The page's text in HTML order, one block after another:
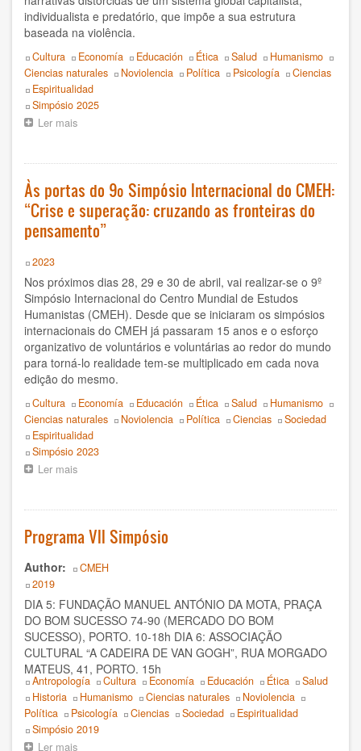
Angélica Soler
Boris Koval
C Braulio
CMEH
Carlos Crespo Burgos
Centro Mondiale di Studi Umanista
Centro Mundial Estudios Humanistas
Centro Mundial de Estudios Humanistas
Daniel Leon
Daniel R. León
Doris Balvín
Edmondo Grassi
Efrén Villareal
Federico Rojas
Fernando Garzón Orellana
Francesca Dragotto
François Giorgi
Fulvio De Vita
Hervé Andrés
individualista e predatório, que impõe a sua estrutura
baseada na violência.
Topics
Cultura Economía Educación Ética Salud
Humanismo
Ciencias naturales
Noviolencia Política Psicología
Ciencias
Espiritualidad
Event
Simpósio 2025
Ler mais
10º
Símpósio
do
CMEH
a
ser
8
a
11
de
maio
de
2025
Às portas do 9º Simpósio Internacional do CMEH:
“Crise e superação: cruzando as fronteiras do
pensamento”
Year
2023
Nos próximos dias 28, 29 e 30 de abril, vai realizar-se o 9º
Simpósio Internacional do Centro Mundial de Estudos
Humanistas (CMEH). Desde que se iniciaram os simpósios
internacionais do CMEH já passaram 15 anos e o esforço
organizativo de voluntários e voluntárias ao redor do mundo
para torná-lo realidade tem-se multiplicado em cada nova
edição do mesmo.
Topics
Cultura Economía Educación Ética Salud
Humanismo
Ciencias naturales
Noviolencia Política Ciencias
Sociedad
Espiritualidad
Event
Simpósio 2023
Ler mais
do
Simpósio
do
“Crise
e
superação:
cruzando
as
fronteiras
do
pensamento”
Programa VII Simpósio
Author CMEH
Year
2019
DIA 5: FUNDAÇÃO MANUEL ANTÓNIO DA MOTA, PRAÇA
DO BOM SUCESSO 74-90 (MERCADO DO BOM
SUCESSO), PORTO. 10-18h DIA 6: ASSOCIAÇÃO
CULTURAL “A CADEIRA DE VAN GOGH”, RUA MORGADO
MATEUS, 41, PORTO. 15h
Topics
Antropología Cultura Economía Educación Ética
Salud
Historia
Humanismo Ciencias naturales
Noviolencia
Política
Psicología Ciencias Sociedad Espiritualidad
Event
Simpósio 2019
Ler mais